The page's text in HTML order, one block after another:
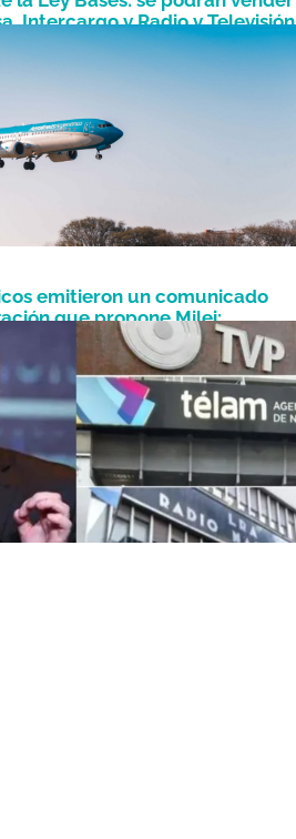
Intercargo y Radio y Televisión
emitieron un comunicado
que propone Milei:
desconocimiento”